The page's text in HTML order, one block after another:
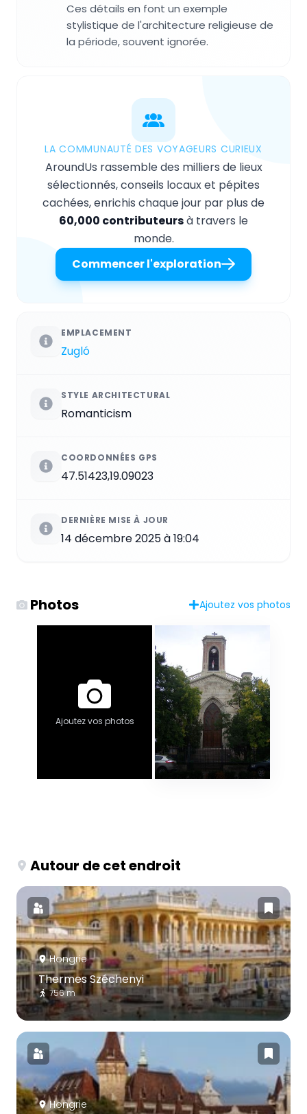
Ces détails en font un exemple
stylistique de l'architecture religieuse de
la période, souvent ignorée.
LA COMMUNAUTÉ DES VOYAGEURS CURIEUX
AroundUs rassemble des milliers de lieux
sélectionnés, conseils locaux et pépites
cachées, enrichis chaque jour par plus de
60,000 contributeursà travers le
monde.
Commencer l'exploration
EMPLACEMENT
Zugló
STYLE ARCHITECTURAL
Romanticism
COORDONNÉES GPS
47.51423,19.09023
DERNIÈRE MISE À JOUR
14 décembre 2025 à 19:04
Photos Ajoutez vos photos
Ajoutez vos photos
Autour de cet endroit
Hongrie
Thermes Széchenyi
756 m
Hongrie